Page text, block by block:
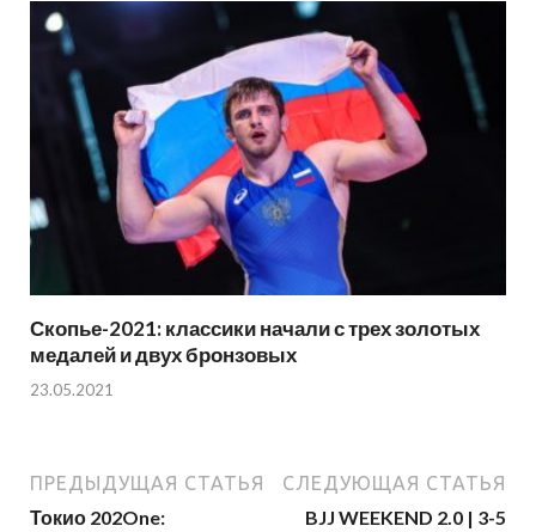
Скопье-2021: классики начали с трех золотых
медалей и двух бронзовых
23.05.2021
ПРЕДЫДУЩАЯ СТАТЬЯ
Токио 202One:
СЛЕДУЮЩАЯ СТАТЬЯ
BJJ WEEKEND 2.0 | 3-5